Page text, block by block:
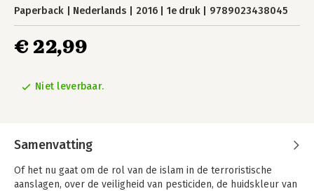
Paperback Nederlands 2016 1e druk 9789023438045
€ 22,99
Niet leverbaar.
Samenvatting
Of het nu gaat om de rol van de islam in de terroristische
aanslagen, over de veiligheid van pesticiden, de huidskleur van